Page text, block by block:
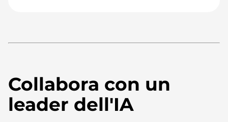
Collabora con un
leader dell'IA